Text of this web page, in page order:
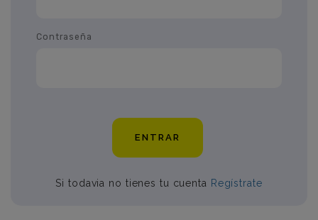
Contraseña
ENTRAR
Si todavia no tienes tu cuenta Regístrate